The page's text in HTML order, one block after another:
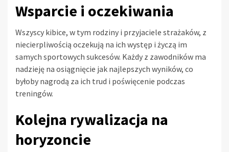
Wsparcie i oczekiwania
Wszyscy kibice, w tym rodziny i przyjaciele strażaków, z
niecierpliwością oczekują na ich występ i życzą im
samych sportowych sukcesów. Każdy z zawodników ma
nadzieję na osiągnięcie jak najlepszych wyników, co
byłoby nagrodą za ich trud i poświęcenie podczas
treningów.
Kolejna rywalizacja na
horyzoncie